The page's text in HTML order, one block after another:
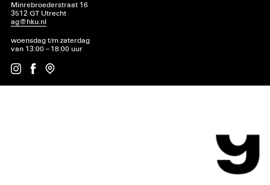
Minrebroederstraat 16
3512 GT Utrecht
ag@hku.nl
woensdag t/m zaterdag
van 13:00 – 18:00 uur